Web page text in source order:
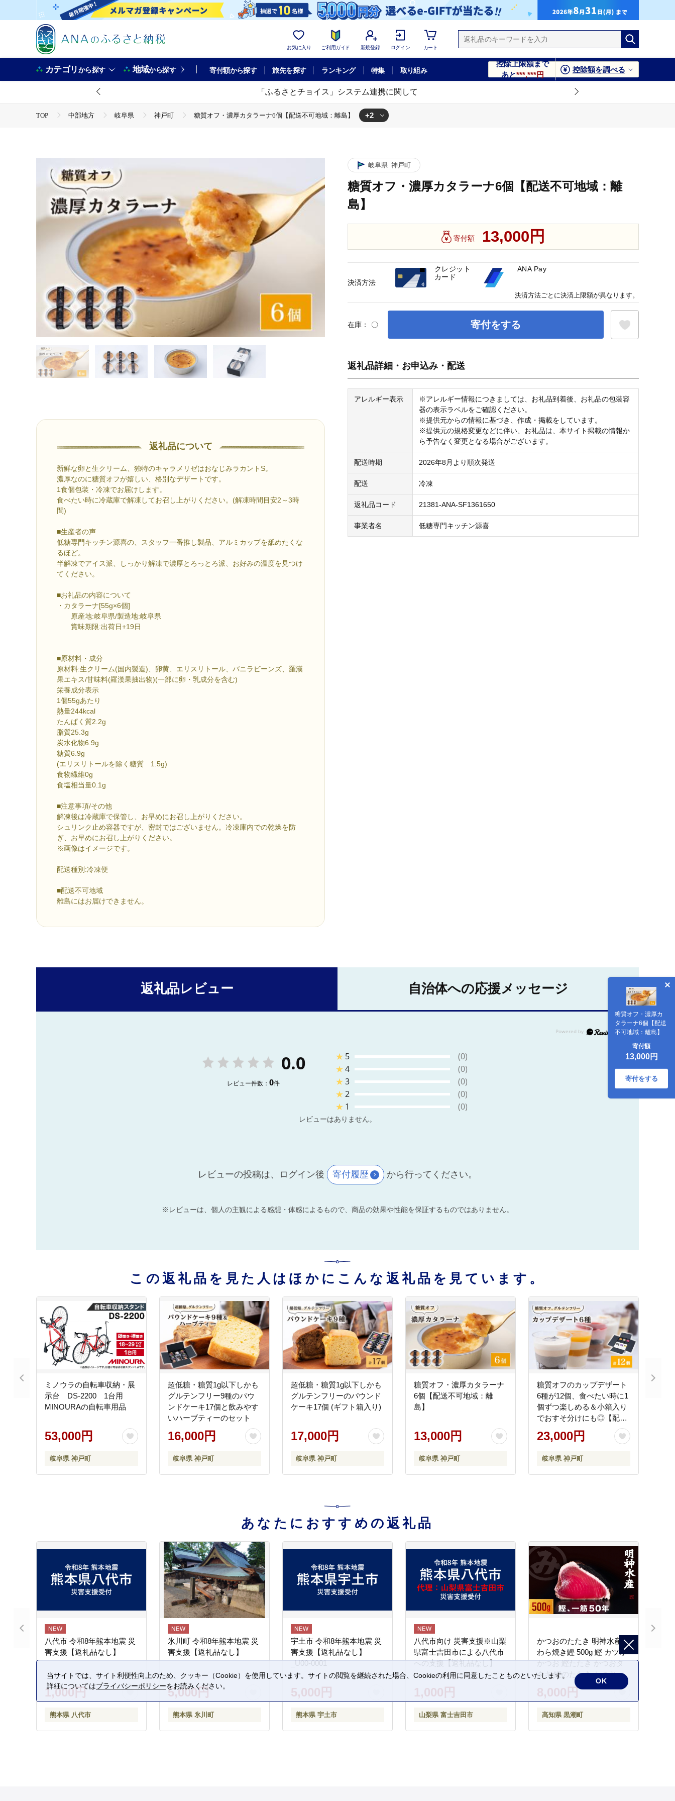
お気に入り ご利用ガイド 新規登録 ログイン カート
カテゴリから探す 地域から探す 寄付額から探す 旅先を探す ランキング 特集 取り組み
控除上限額まで
あと***,***円
控除額を調べる
「ふるさとチョイス」システム連携に関して
TOP 中部地方 岐阜県 神戸町 糖質オフ・濃厚カタラーナ6個【配送不可地域：離島】 +2
返礼品について
新鮮な卵と生クリーム、独特のキャラメリゼはおなじみラカントS。
濃厚なのに糖質オフが嬉しい、格別なデザートです。
1食個包装・冷凍でお届けします。
食べたい時に冷蔵庫で解凍してお召し上がりください。(解凍時間目安2～3時
間)
■生産者の声
低糖専門キッチン源喜の、スタッフ一番推し製品、アルミカップを舐めたくな
るほど。
半解凍でアイス派、しっかり解凍で濃厚とろっとろ派、お好みの温度を見つけ
てください。
■お礼品の内容について
・カタラーナ[55g×6個]
原産地:岐阜県/製造地:岐阜県
賞味期限:出荷日+19日
■原材料・成分
原材料:生クリーム(国内製造)、卵黄、エリスリトール、バニラビーンズ、羅漢
果エキス/甘味料(羅漢果抽出物)(一部に卵・乳成分を含む)
栄養成分表示
1個55gあたり
熱量244kcal
たんぱく質2.2g
脂質25.3g
炭水化物6.9g
糖質6.9g
(エリスリトールを除く糖質 1.5g)
食物繊維0g
食塩相当量0.1g
■注意事項/その他
解凍後は冷蔵庫で保管し、お早めにお召し上がりください。
シュリンク止め容器ですが、密封ではございません。冷凍庫内での乾燥を防
ぎ、お早めにお召し上がりください。
※画像はイメージです。
配送種別:冷凍便
■配送不可地域
離島にはお届けできません。
岐阜県 神戸町
糖質オフ・濃厚カタラーナ6個【配送不可地域：離
島】
寄付額 13,000円
在庫： 〇 寄付をする
糖質オフ・濃厚カ
タラーナ6個【配送
不可地域：離島】
寄付額
13,000円
寄付をする
返礼品詳細・お申込み・配送
アレルギー表示
※アレルギー情報につきましては、お礼品到着後、お礼品の包装容
器の表示ラベルをご確認ください。
※提供元からの情報に基づき、作成・掲載をしています。
※提供元の規格変更などに伴い、お礼品は、本サイト掲載の情報か
ら予告なく変更となる場合がございます。
配送時期 2026年8月より順次発送
配送 冷凍
返礼品コード 21381-ANA-SF1361650
事業者名 低糖専門キッチン源喜
決済方法
クレジット
カード
ANA Pay
決済方法ごとに決済上限額が異なります。
返礼品レビュー 自治体への応援メッセージ
0.0
レビュー件数： 0件
★ 5
(0)
★4
(0)
★3
(0)
★2
(0)
★ 1 (0)
レビューはありません。
レビューの投稿は、ログイン後 寄付履歴 から行ってください。
※レビューは、個人の主観による感想・体感によるもので、商品の効果や性能を保証するものではありません。
この返礼品を見た人はほかにこんな返礼品を見ています。
ミノウラの自転車収納・展
示台 DS-2200 1台用
MINOURAの自転車用品
53,000円
岐阜県 神戸町
超低糖・糖質1g以下しかも
グルテンフリー9種のパウ
ンドケーキ17個と飲みやす
いハーブティーのセット
16,000円
岐阜県 神戸町
超低糖・糖質1g以下しかも
グルテンフリーのパウンド
ケーキ17個 (ギフト箱入り)
17,000円
岐阜県 神戸町
糖質オフ・濃厚カタラーナ
6個【配送不可地域：離
島】
13,000円
岐阜県 神戸町
糖質オフのカップデザート
6種が12個、食べたい時に1
個ずつ楽しめる＆小箱入り
でおすそ分けにも◎【配送
不可地域：離島】
23,000円
岐阜県 神戸町
あなたにおすすめの返礼品
八代市 令和8年熊本地震 災
害支援【返礼品なし】
1,000円
熊本県 八代市
氷川町 令和8年熊本地震 災
害支援【返礼品なし】
5,000円
熊本県 氷川町
宇土市 令和8年熊本地震 災
害支援【返礼品なし】
_U00-0001
5,000円
熊本県 宇土市
八代市向け 災害支援※山梨
県富士吉田市による八代市
への支援【返礼品なし】
1,000円
山梨県 富士吉田市
かつおのたたき 明神水産
わら焼き鰹 500g 鰹 カツオ
かつお 鰹たたき かつおタ
タキ 鰹のたたき かつおの
タタキ 藁焼き わら焼き 魚
さかな 海鮮 刺身 お刺身 冷
ご当地 本場 高知 黒潮町 ギ
フト 贈答品 人気 返礼品 ふ
8,000円
高知県 黒潮町
当サイトでは、サイト利便性向上のため、クッキー（Cookie）を使用しています。サイトの閲覧を継続された場合、Cookieの利用に同意したことものといたします。
詳細についてはプライバシーポリシーをお読みください。
OK